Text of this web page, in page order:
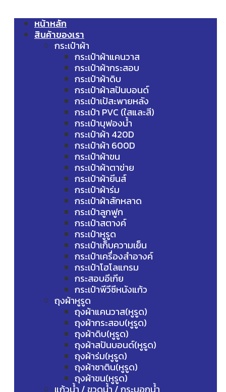
หน้าหลัก
สินค้าของเรา
กระเป๋าผ้า
กระเป๋าผ้าแคนวาส
กระเป๋าผ้ากระสอบ
กระเป๋าผ้าดิบ
กระเป๋าผ้าสปันบอนด์
กระเป๋าเป้สะพายหลัง
กระเป๋า PVC (ใสและสี)
กระเป๋าบุฟองน้ำ
กระเป๋าผ้า 420D
กระเป๋าผ้า 600D
กระเป๋าผ้าขน
กระเป๋าผ้าตาข่าย
กระเป๋าผ้ายีนส์
กระเป๋าผ้าร่ม
กระเป๋าผ้าสักหลาด
กระเป๋าลูกฟูก
กระเป๋าสตางค์
กระเป๋าหูรูด
กระเป๋าเก็บความเย็น
กระเป๋าเครื่องสำอางค์
กระเป๋าโฮโลแกรม
กระสอบอีเกีย
กระเป๋าพีวีซีหนังแก้ว
ถุงผ้าหูรูด
ถุงผ้าแคนวาส(หูรูด)
ถุงผ้ากระสอบ(หูรูด)
ถุงผ้าดิบ(หูรูด)
ถุงผ้าสปันบอนด์(หูรูด)
ถุงผ้าร่ม(หูรูด)
ถุงผ้าซาติน(หูรูด)
ถุงผ้าขน(หูรูด)
แก้วน้ำ / ขวดน้ำ / กระบอกน้ำ